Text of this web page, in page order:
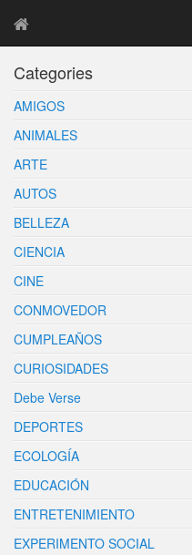
Categories
AMIGOS
ANIMALES
ARTE
AUTOS
BELLEZA
CIENCIA
CINE
CONMOVEDOR
CUMPLEAÑOS
CURIOSIDADES
Debe Verse
DEPORTES
ECOLOGÍA
EDUCACIÓN
ENTRETENIMIENTO
EXPERIMENTO SOCIAL